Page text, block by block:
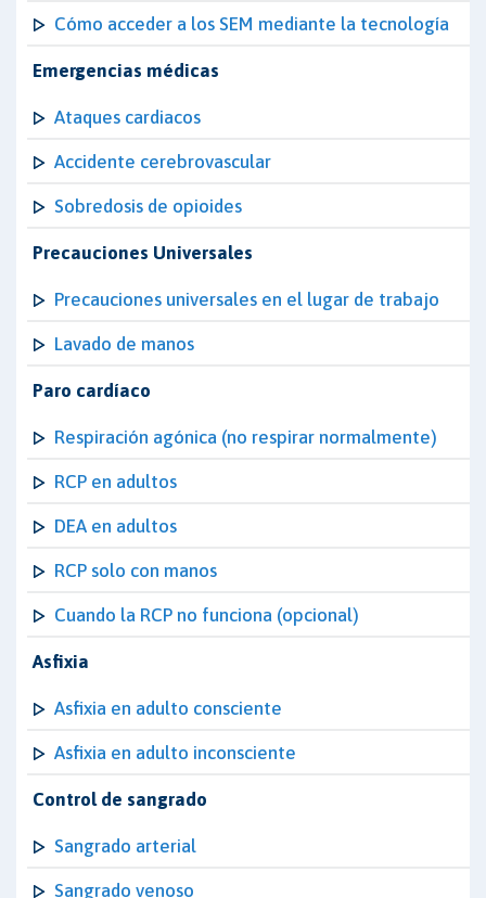
Cómo acceder a los SEM mediante la tecnología
Emergencias médicas
Ataques cardiacos
Accidente cerebrovascular
Sobredosis de opioides
Precauciones Universales
Precauciones universales en el lugar de trabajo
Lavado de manos
Paro cardíaco
Respiración agónica (no respirar normalmente)
RCP en adultos
DEA en adultos
RCP solo con manos
Cuando la RCP no funciona (opcional)
Asfixia
Asfixia en adulto consciente
Asfixia en adulto inconsciente
Control de sangrado
Sangrado arterial
Sangrado venoso